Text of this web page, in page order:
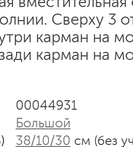
Сверху 3
карман на
карман на
00044931
Большой
38/10/30 см (без